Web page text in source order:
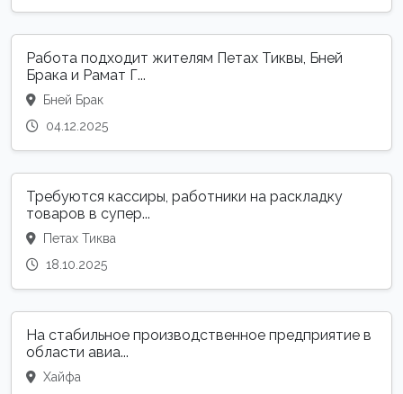
Работа подходит жителям Петах Тиквы, Бней
Брака и Рамат Г...
Бней Брак
04.12.2025
Требуются кассиры, работники на раскладку
товаров в супер...
Петах Тиква
18.10.2025
На стабильное производственное предприятие в
области авиа...
Хайфа